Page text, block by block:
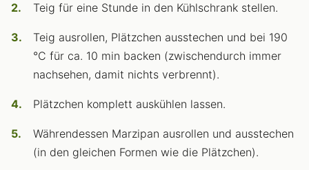
Teig für eine Stunde in den Kühlschrank stellen.
Teig ausrollen, Plätzchen ausstechen und bei 190
°C für ca. 10 min backen (zwischendurch immer
nachsehen, damit nichts verbrennt).
Plätzchen komplett auskühlen lassen.
Währendessen Marzipan ausrollen und ausstechen
(in den gleichen Formen wie die Plätzchen).